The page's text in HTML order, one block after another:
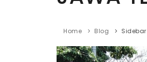
Home Blog